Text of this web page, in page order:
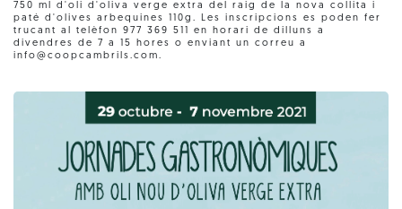
750 ml d'oli d'oliva verge extra del raig de la nova collita i
paté d'olives arbequines 110g. Les inscripcions es poden fer
trucant al telèfon 977 369 511 en horari de dilluns a
divendres de 7 a 15 hores o enviant un correu a
info@coopcambrils.com.